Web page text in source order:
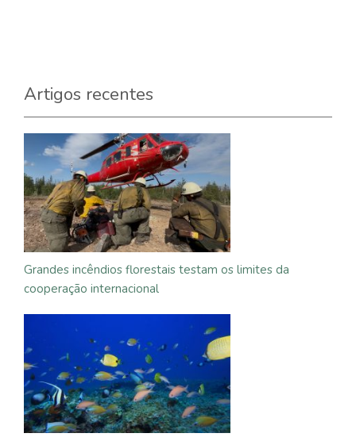
Artigos recentes
Grandes incêndios florestais testam os limites da
cooperação internacional